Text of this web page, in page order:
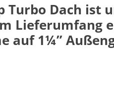
Turbo Dach ist
Lieferumfang
auf 1¼”